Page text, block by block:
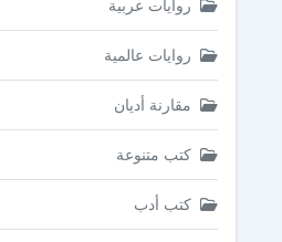
روايات عربية
روايات عالمية
مقارنة أديان
كتب متنوعة
كتب أدب